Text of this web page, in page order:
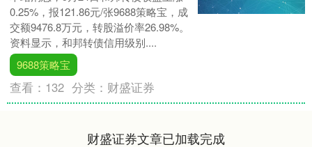
0.25%，报121.86元/张9688策略宝，成
交额9476.8万元，转股溢价率26.98%。
资料显示，和邦转债信用级别....
9688策略宝
查看： 132 分类： 财盛证券
财盛证券文章已加载完成